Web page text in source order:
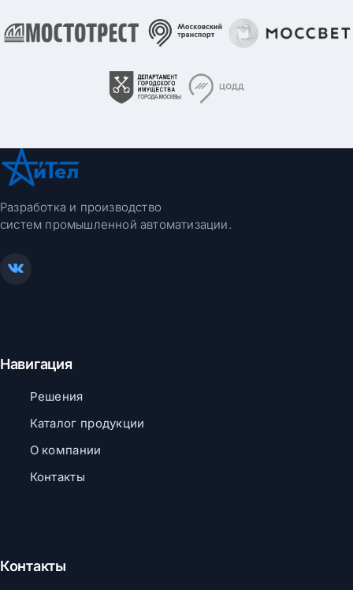
Разработка и производство
систем промышленной автоматизации.
Навигация
Решения
Каталог продукции
О компании
Контакты
Контакты